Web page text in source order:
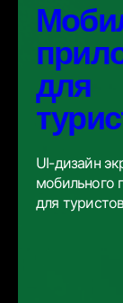
для
UI-дизайн
мобильного
для